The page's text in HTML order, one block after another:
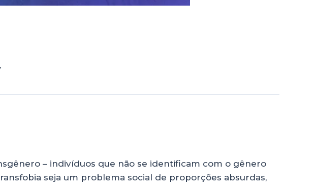
– indivíduos que não se identificam com o gênero
seja um problema social de proporções absurdas,